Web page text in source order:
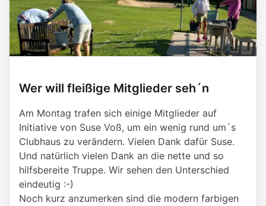
Wer will fleißige Mitglieder seh´n
Am Montag trafen sich einige Mitglieder auf
Initiative von Suse Voß, um ein wenig rund um´s
Clubhaus zu verändern. Vielen Dank dafür Suse.
Und natürlich vielen Dank an die nette und so
hilfsbereite Truppe. Wir sehen den Unterschied
eindeutig :-)
Noch kurz anzumerken sind die modern farbigen